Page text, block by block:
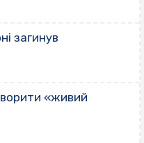
загинув
«живий